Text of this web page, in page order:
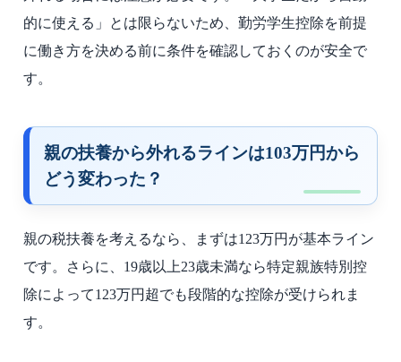
的に使える」とは限らないため、勤労学生控除を前提
に働き方を決める前に条件を確認しておくのが安全で
す。
親の扶養から外れるラインは103万円から
どう変わった？
親の税扶養を考えるなら、まずは123万円が基本ライン
です。さらに、19歳以上23歳未満なら特定親族特別控
除によって123万円超でも段階的な控除が受けられま
す。